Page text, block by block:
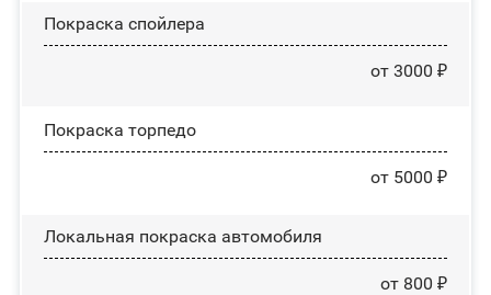
Покраска спойлера
от 3000 ₽
Покраска торпедо
от 5000 ₽
Локальная покраска автомобиля
от 800 ₽